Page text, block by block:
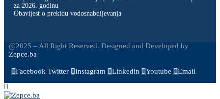
za 2026. godinu
Obavijest o prekidu vodosnabdijevanja
@2025 – All Right Reserved. Designed and Developed by
Zepce.ba
Facebook Twitter Instagram Linkedin Youtube Email